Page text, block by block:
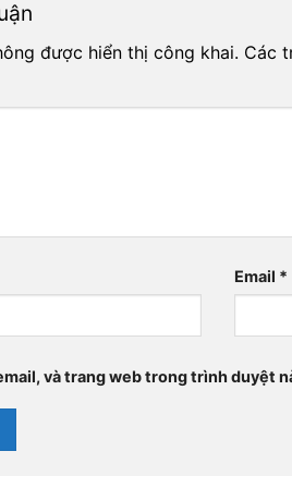
được hiển thị công khai. Các
Email *
và trang web trong trình duyệt